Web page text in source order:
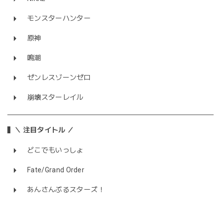
モンスターハンター
原神
鳴潮
ゼンレスゾーンゼロ
崩壊スターレイル
＼ 注目タイトル ／
どこでもいっしょ
Fate/Grand Order
あんさんぶるスターズ！